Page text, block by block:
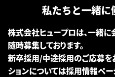
私たちと一緒に
株式会社ヒュープロは、一緒に
随時募集しております。
新卒採用/中途採用のご応募を
ションについては採用情報ペー